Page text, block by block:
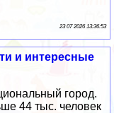
23 07 2026 13:36:53
и интересные
город.
44 тыс. человек